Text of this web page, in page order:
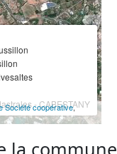
- CABESTANY
Société coopérative,
la commune